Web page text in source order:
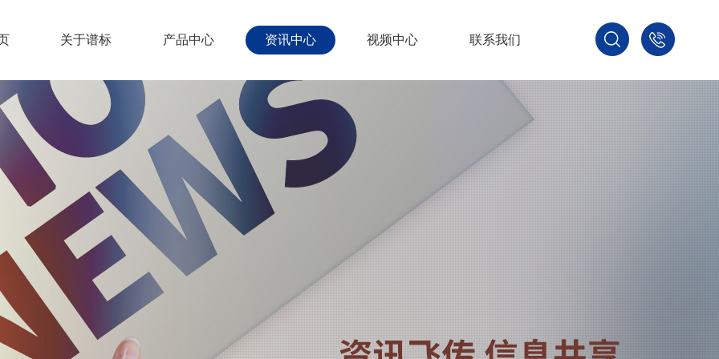
3875
关于谱标 产品中心 资讯中心 视频中心 联系我们